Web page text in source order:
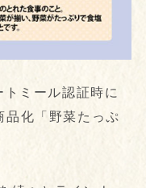
ミール認証時に
化「野菜たっぷ